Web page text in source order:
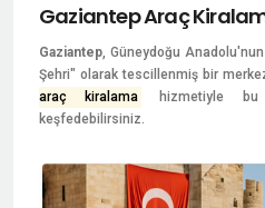
Gaziantep Araç
Gaziantep, Güneydoğu
Şehri" olarak tescillenmiş bir
araç kiralama
hizmetiyle
keşfedebilirsiniz.